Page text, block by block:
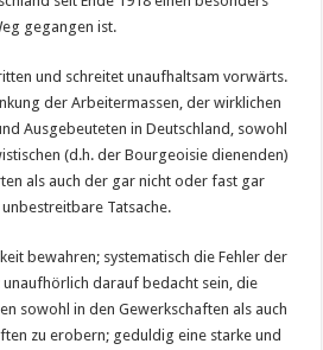
gegangen ist.
und schreitet unaufhaltsam vorwärts.
der Arbeitermassen, der wirklichen
Ausgebeuteten in Deutschland, sowohl
(d.h. der Bourgeoisie dienenden)
als auch der gar nicht oder fast gar
Tatsache.
bewahren; systematisch die Fehler der
darauf bedacht sein, die
sowohl in den Gewerkschaften als auch
zu erobern; geduldig eine starke und